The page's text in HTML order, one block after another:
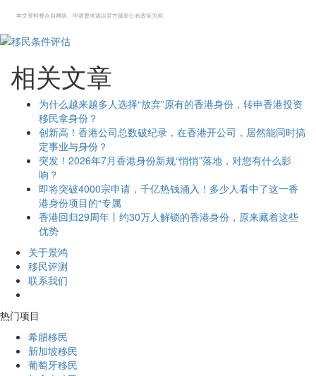
本文资料整合自网络。申请要求请以官方最新公布政策为准。
相关文章
为什么越来越多人选择“放弃”原有的香港身份，转申香港投资
移民拿身份？
创新高！香港公司总数破纪录，在香港开公司，居然能同时搞
定事业与身份？
突发！2026年7月香港身份新规“悄悄”落地，对您有什么影
响？
即将突破4000宗申请，千亿热钱涌入！多少人看中了这一香
港身份项目的“专属
香港回归29周年丨约30万人解锁的香港身份，原来藏着这些
优势
关于景鸿
移民评测
联系我们
热门项目
希腊移民
新加坡移民
葡萄牙移民